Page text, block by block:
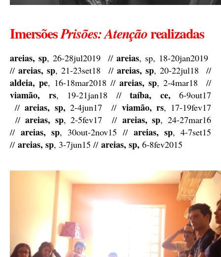
ImersõesPrisões: Atençãorealizadas
areias, sp, 26-28jul2019 // areias, sp, 18-20jan2019
//areias, sp, 21-23set18 // areias, sp, 20-22jul18 //
aldeia, pe, 16-18mar2018 // areias, sp, 2-4mar18 //
viamão, rs, 19-21jan18 // taíba, ce, 6-9out17
//areias, sp, 2-4jun17 // viamão, rs, 17-19fev17
//areias, sp, 2-5fev17 // areias, sp, 24-27mar16
//areias, sp, 30out-2nov15 // areias, sp, 4-7set15
// areias, sp, 3-7jun15 // areias, sp, 6-8fev2015